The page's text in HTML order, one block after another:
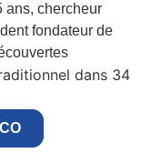
ans, chercheur
fondateur de
dans 34